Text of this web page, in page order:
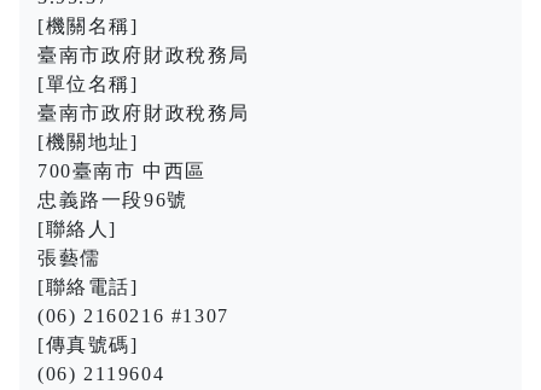
[機關名稱]
臺南市政府財政稅務局
[單位名稱]
臺南市政府財政稅務局
[機關地址]
700臺南市 中西區
忠義路一段96號
[聯絡人]
張藝儒
[聯絡電話]
(06) 2160216 #1307
[傳真號碼]
(06) 2119604